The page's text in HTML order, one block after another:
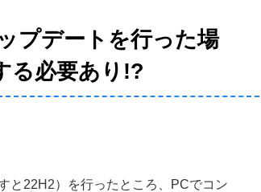
プデートを行った場
る必要あり!?
と22H2）を行ったところ、PCでコン